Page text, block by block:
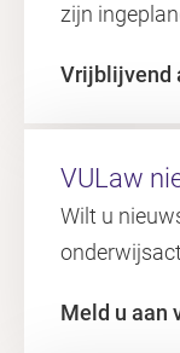
zijn
Vrijblijvend
VULaw
Wilt u
Meld u aan